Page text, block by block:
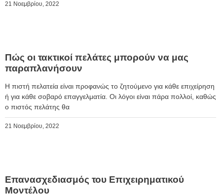
21 Νοεμβρίου, 2022
Πώς οι τακτικοί πελάτες μπορούν να μας
παραπλανήσουν
Η πιστή πελατεία είναι προφανώς το ζητούμενο για κάθε επιχείρηση
ή για κάθε σοβαρό επαγγελματία. Οι λόγοι είναι πάρα πολλοί, καθώς
ο πιστός πελάτης θα
21 Νοεμβρίου, 2022
Επανασχεδιασμός του Επιχειρηματικού
Μοντέλου